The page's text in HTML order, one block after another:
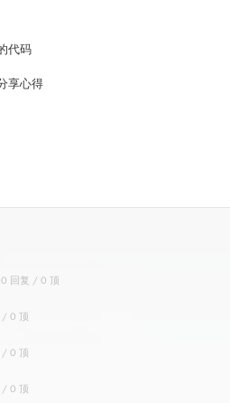
代码
享心得
回复 / 0 顶
/ 0 顶
/ 0 顶
/ 0 顶